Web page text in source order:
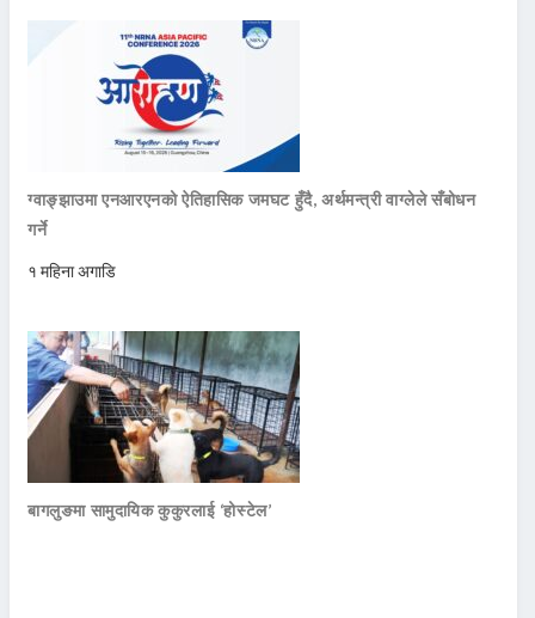
ग्वाङ्झाउमा एनआरएनको ऐतिहासिक जमघट हुँदै, अर्थमन्त्री वाग्लेले सँबोधन
गर्ने
१ महिना अगाडि
बागलुङमा सामुदायिक कुकुरलाई ‘होस्टेल’